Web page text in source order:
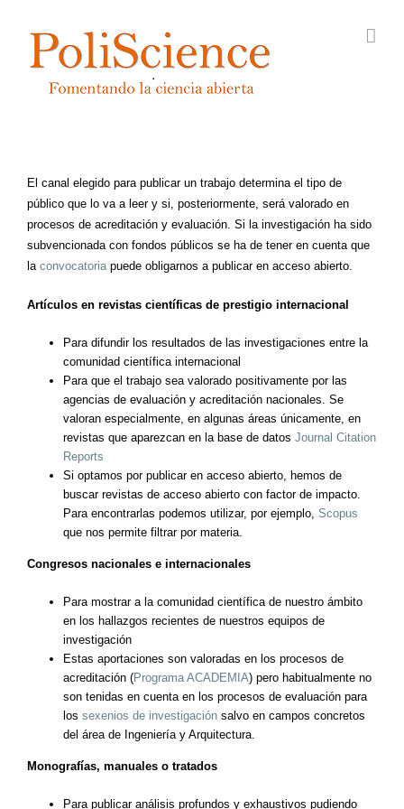
contenido
El canal elegido para publicar un trabajo determina el tipo de
público que lo va a leer y si, posteriormente, será valorado en
procesos de acreditación y evaluación. Si la investigación ha sido
subvencionada con fondos públicos se ha de tener en cuenta que
la convocatoriapuede obligarnos a publicar en acceso abierto.
Artículos en revistas científicas de prestigio internacional
Para difundir los resultados de las investigaciones entre la
comunidad científica internacional
Para que el trabajo sea valorado positivamente por las
agencias de evaluación y acreditación nacionales. Se
valoran especialmente, en algunas áreas únicamente, en
revistas que aparezcan en la base de datos Journal Citation
Reports
Si optamos por publicar en acceso abierto, hemos de
buscar revistas de acceso abierto con factor de impacto.
Para encontrarlas podemos utilizar, por ejemplo, Scopus
que nos permite filtrar por materia.
Congresos nacionales e internacionales
Para mostrar a la comunidad científica de nuestro ámbito
en los hallazgos recientes de nuestros equipos de
investigación
Estas aportaciones son valoradas en los procesos de
acreditación (Programa ACADEMIA) pero habitualmente no
son tenidas en cuenta en los procesos de evaluación para
los sexenios de investigación salvo en campos concretos
del área de Ingeniería y Arquitectura.
Monografías, manuales o tratados
Para publicar análisis profundos y exhaustivos pudiendo